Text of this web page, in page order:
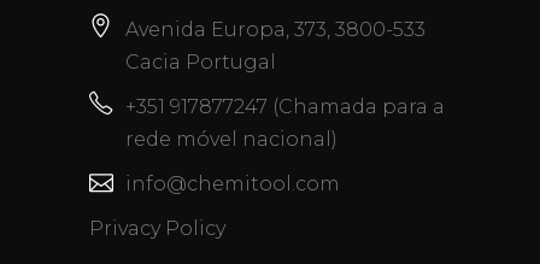
Avenida Europa, 373, 3800-533
Cacia Portugal
+351 917877247 (Chamada para a
rede móvel nacional)
info@chemitool.com
Privacy Policy